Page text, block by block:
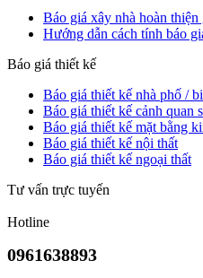
Báo giá xây nhà hoàn
Hướng dẫn cách tính báo
Báo giá thiết kế
Báo giá thiết kế nhà phố /
Báo giá thiết kế cảnh quan
Báo giá thiết kế mặt bằng
Báo giá thiết kế nội thất
Báo giá thiết kế ngoại thất
Tư vấn trực tuyến
Hotline
0961638893